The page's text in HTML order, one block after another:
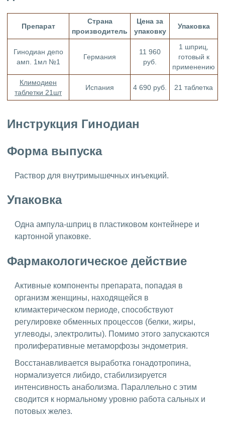
Препарат
Страна
производитель
Цена за
упаковку
Упаковка
Гинодиан депо
амп. 1мл №1
Германия
11 960
руб.
1 шприц,
готовый к
применению
Климодиен
таблетки 21шт
Испания 4 690 руб. 21 таблетка
Инструкция Гинодиан
Форма выпуска
Раствор для внутримышечных инъекций.
Упаковка
Одна ампула-шприц в пластиковом контейнере и
картонной упаковке.
Фармакологическое действие
Активные компоненты препарата, попадая в
организм женщины, находящейся в
климактерическом периоде, способствуют
регулировке обменных процессов (белки, жиры,
углеводы, электролиты). Помимо этого запускаются
пролиферативные метаморфозы эндометрия.
Восстанавливается выработка гонадотропина,
нормализуется либидо, стабилизируется
интенсивность анаболизма. Параллельно с этим
сводится к нормальному уровню работа сальных и
потовых желез.